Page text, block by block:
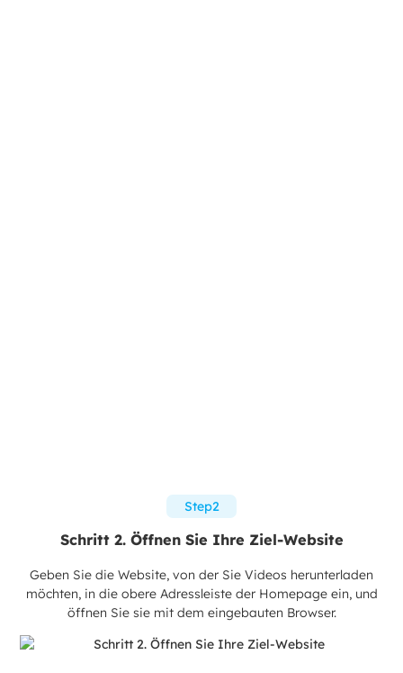
Step2
Schritt 2. Öffnen Sie Ihre Ziel-Website
Geben Sie die Website, von der Sie Videos herunterladen
möchten, in die obere Adressleiste der Homepage ein, und
öffnen Sie sie mit dem eingebauten Browser.